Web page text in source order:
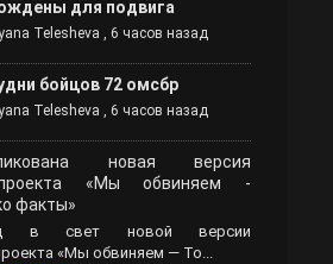
для подвига
Telesheva ,6 часов назад
бойцов 72 омсбр
Telesheva ,6 часов назад
новая версия
«Мы обвиняем -
факты»
в свет новой версии
«Мы обвиняем — То...